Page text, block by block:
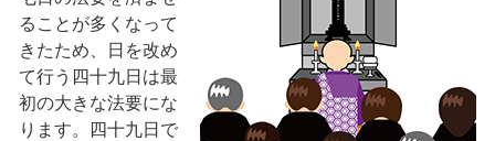
ることが多くなって
きたため、日を改め
て行う四十九日は最
初の大きな法要にな
ります。四十九日で